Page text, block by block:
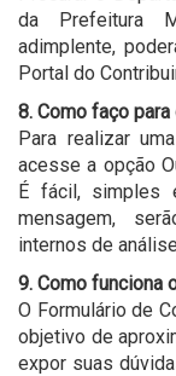
da Prefeitura
adimplente,
Portal do
8. Como faço
Para realizar
acesse a opção
É fácil, simples
mensagem,
internos de
9. Como funciona
O Formulário de
objetivo de
expor suas